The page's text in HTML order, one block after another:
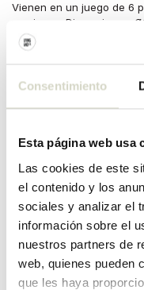
Consentimiento
Esta página web usa
Las cookies de este
el contenido y los
sociales y analizar el
información sobre el
nuestros partners de
web, quienes pueden
que les haya
Vienen en un juego de 6
versiones. Dimensiones:
Tamaño: diámetro 6,5 x
Material: vidrio reciclado
Otros: Apto para
PRODUCTO
Número de artículo
SKU